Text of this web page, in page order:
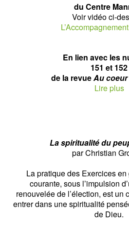
du Centre
Voir vidéo ci-
En lien avec les
151 et 152
de la revueAu
Lire plus
La spiritualité du
par Christian
La pratique des Exercices
courante, sous l’impulsion
renouvelée de l’élection, est un
entrer dans une spiritualité
de Dieu.